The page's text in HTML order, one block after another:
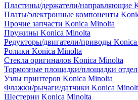
Пластины/держатели/направляющие
Платы/электронные компоненты
Прочие запчасти Konica Minolta
Пружины Konica Minolta
Редукторы/двигатели/приводы
Ролики Konica Minolta
Стекла оригиналов Konica Minolta
Тормозные площадки/площадки
Узлы принтеров Konica Minolta
Флажки/рычаги/датчики Konica
Шестерни Konica Minolta